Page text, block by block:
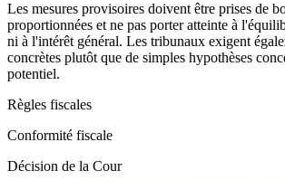
Les mesures provisoires doivent être prises de
proportionnées et ne pas porter atteinte à
ni à l'intérêt général. Les tribunaux exigent
concrètes plutôt que de simples hypothèses
potentiel.
Règles fiscales
Conformité fiscale
Décision de la Cour